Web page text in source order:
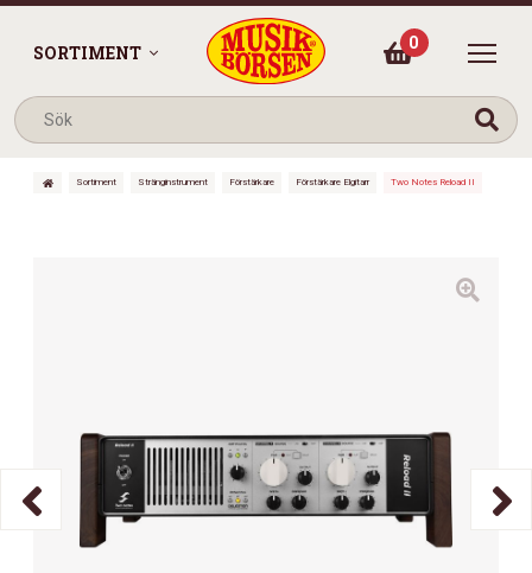
SORTIMENT 0
Sortiment Stränginstrument Förstärkare Förstärkare Elgitarr Two Notes Reload II